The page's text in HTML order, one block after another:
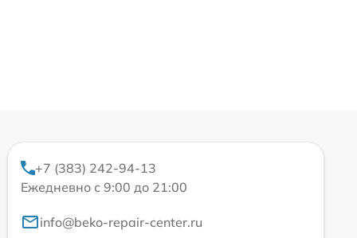
+7 (383) 242-94-13
Ежедневно с 9:00 до 21:00
info@beko-repair-center.ru